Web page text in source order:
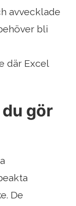
avvecklade
bli
där Excel
gör
De